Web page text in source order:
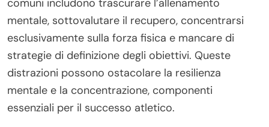
mentale, sottovalutare il recupero, concentrarsi
esclusivamente sulla forza fisica e mancare di
strategie di definizione degli obiettivi. Queste
distrazioni possono ostacolare la resilienza
mentale e la concentrazione, componenti
essenziali per il successo atletico.